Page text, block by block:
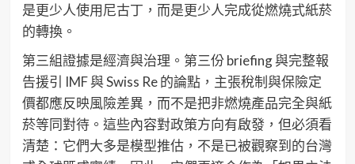
是更少人使用尼古丁，而是更少人完成從燃燒式紙菸
的轉換。
第三組證據是經濟與治理。第三份 briefing 與完整報
告援引 IMF 與 Swiss Re 的論點，主張稅制與保險定
價都應反映風險差異，而不是把非燃燒產品完全與紙
菸等同對待。這些內容對政策方向有啟發，但必須看
清楚：它們大多是模型推估，不是已被觀察到的台灣